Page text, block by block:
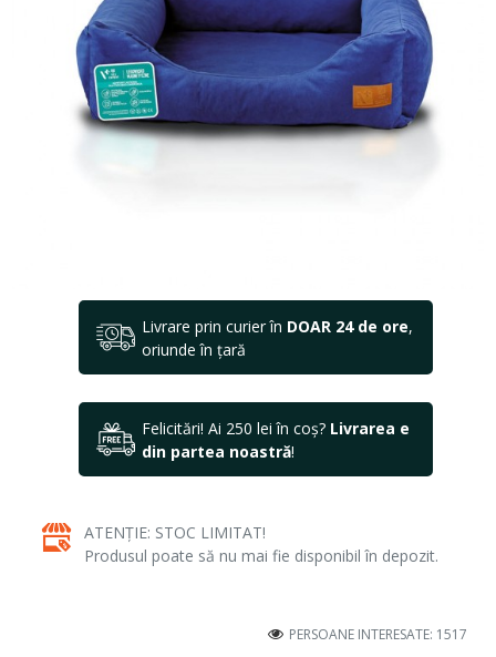
Livrare prin curier în DOAR 24 de ore,
oriunde în țară
Felicitări! Ai 250 lei în coș? Livrarea e
din partea noastră!
ATENȚIE: STOC LIMITAT!
Produsul poate să nu mai fie disponibil în depozit.
PERSOANE INTERESATE: 1517